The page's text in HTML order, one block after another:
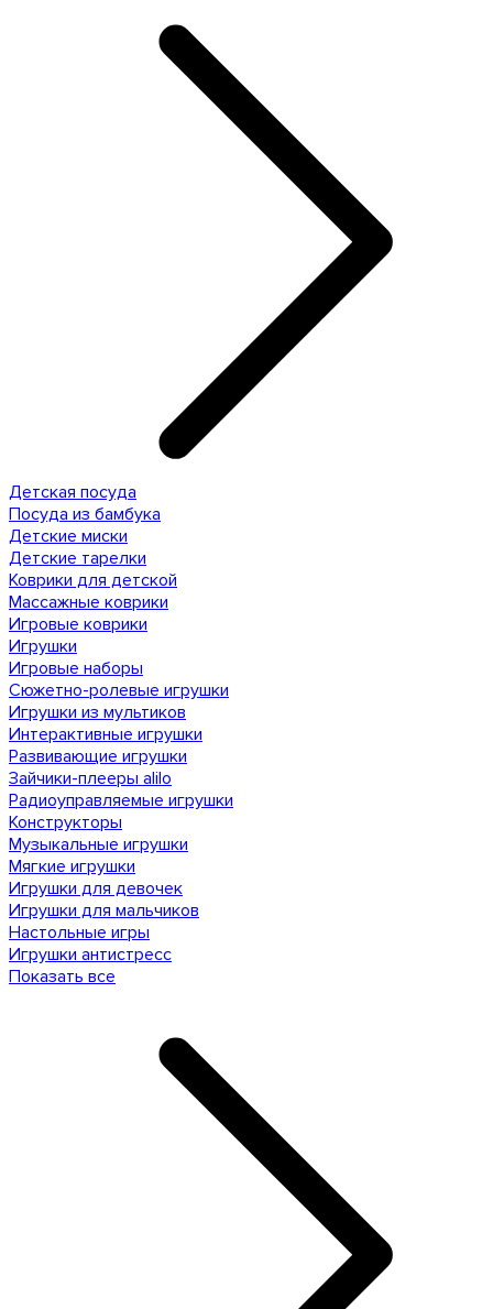
Детская посуда
Посуда из бамбука
Детские миски
Детские тарелки
Коврики для детской
Массажные коврики
Игровые коврики
Игрушки
Игровые наборы
Сюжетно-ролевые игрушки
Игрушки из мультиков
Интерактивные игрушки
Развивающие игрушки
Зайчики-плееры alilo
Радиоуправляемые игрушки
Конструкторы
Музыкальные игрушки
Мягкие игрушки
Игрушки для девочек
Игрушки для мальчиков
Настольные игры
Игрушки антистресс
Показать все